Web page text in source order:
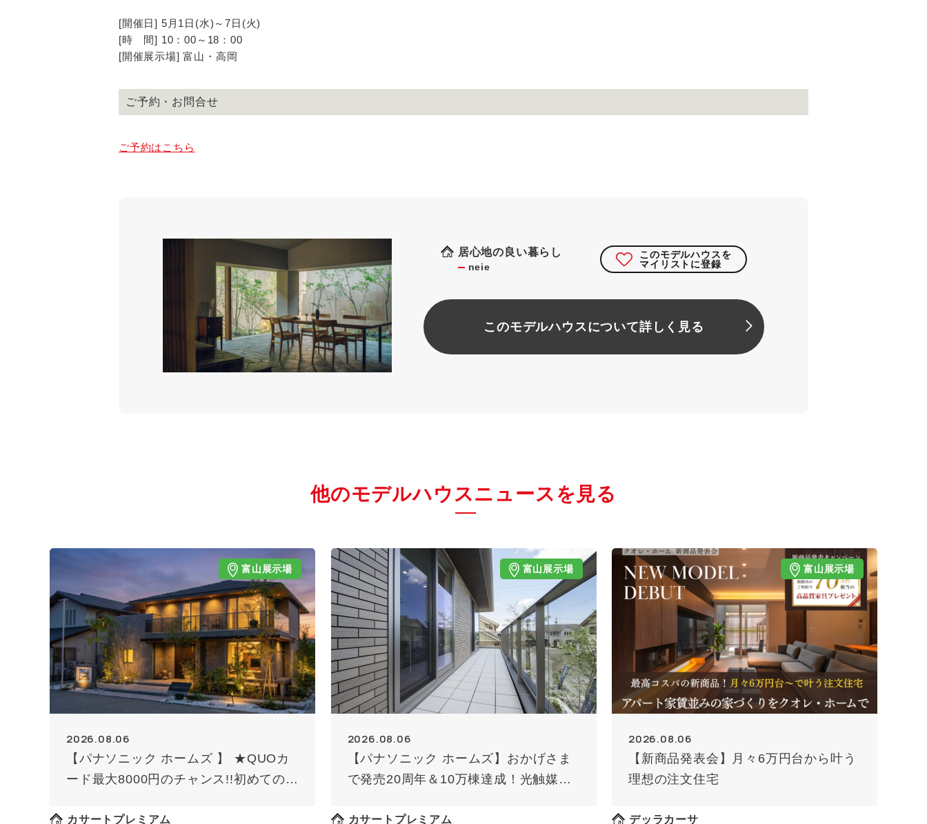
[開催日] 5月1日(水)～7日(火)
[時 間] 10：00～18：00
[開催展示場] 富山・高岡
ご予約・お問合せ
ご予約はこちら
居心地の良い暮らし
neie
このモデルハウスを
マイリストに登録
このモデルハウスについて詳しく見る
他のモデルハウスニュースを見る
富山展示場
2026.08.06
【パナソニック ホームズ 】 ★QUOカ
ード最大8000円のチャンス!!初めての方
カサートプレミアム
富山展示場
2026.08.06
【パナソニック ホームズ】おかげさま
で発売20周年＆10万棟達成！光触媒外
カサートプレミアム
富山展示場
2026.08.06
【新商品発表会】月々6万円台から叶う
理想の注文住宅
デッラカーサ